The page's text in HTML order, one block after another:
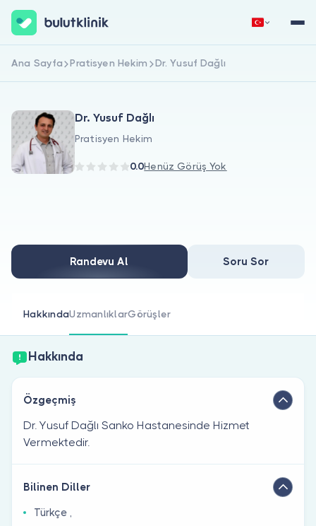
Doktorlar için
Doktor musunuz?
Hemen Kaydol Giriş Yap
Ana Sayfa Pratisyen Hekim Dr. Yusuf Dağlı
Dr. Yusuf Dağlı
Pratisyen Hekim
0.0Henüz Görüş Yok
Randevu Al Soru Sor
HakkındaUzmanlıklarGörüşler
Hakkında
Özgeçmiş
Dr. Yusuf Dağlı Sanko Hastanesinde Hizmet
Vermektedir.
Bilinen Diller
Türkçe ,